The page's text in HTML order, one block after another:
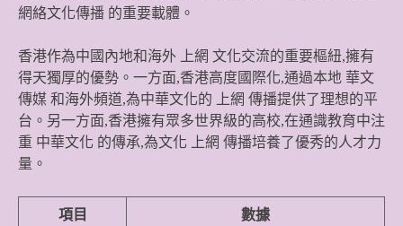
網絡文化傳播 的重要載體。
香港作為中國內地和海外 上網 文化交流的重要樞紐,擁有
得天獨厚的優勢。一方面,香港高度國際化,通過本地 華文
傳媒 和海外頻道,為中華文化的 上網 傳播提供了理想的平
台。另一方面,香港擁有眾多世界級的高校,在通識教育中注
重 中華文化 的傳承,為文化 上網 傳播培養了優秀的人才力
量。
項目 數據